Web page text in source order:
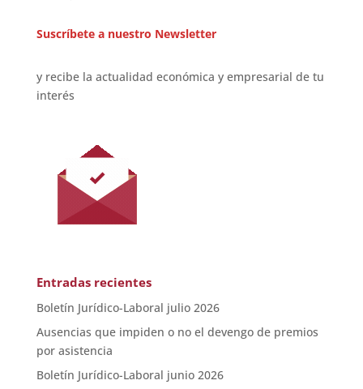
Suscríbete a nuestro Newsletter
y recibe la actualidad económica y empresarial de tu
interés
Entradas recientes
Boletín Jurídico-Laboral julio 2026
Ausencias que impiden o no el devengo de premios
por asistencia
Boletín Jurídico-Laboral junio 2026